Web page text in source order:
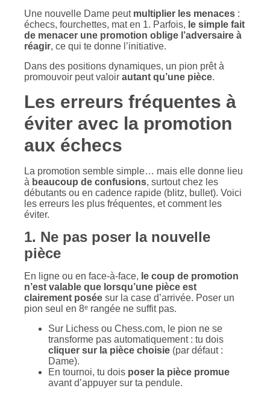
Une nouvelle Dame peut multiplier les menaces :
échecs, fourchettes, mat en 1. Parfois, le simple fait
de menacer une promotion oblige l’adversaire à
réagir, ce qui te donne l’initiative.
Dans des positions dynamiques, un pion prêt à
promouvoir peut valoir autant qu’une pièce.
Les erreurs fréquentes à
éviter avec la promotion
aux échecs
La promotion semble simple… mais elle donne lieu
à beaucoup de confusions, surtout chez les
débutants ou en cadence rapide (blitz, bullet). Voici
les erreurs les plus fréquentes, et comment les
éviter.
1. Ne pas poser la nouvelle
pièce
En ligne ou en face-à-face, le coup de promotion
n’est valable que lorsqu’une pièce est
clairement posée sur la case d’arrivée. Poser un
pion seul en 8ᵉ rangée ne suffit pas.
Sur Lichess ou Chess.com, le pion ne se
transforme pas automatiquement : tu dois
cliquer sur la pièce choisie (par défaut :
Dame).
En tournoi, tu dois poser la pièce promue
avant d’appuyer sur ta pendule.